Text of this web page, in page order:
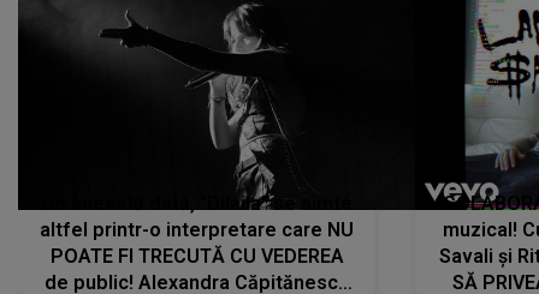
De această dată, "Dilaila" se simte
altfel printr-o interpretare care NU
POATE FI TRECUTĂ CU VEDEREA
de public! Alexandra Căpitănescu
muzical!
Savali și
SĂ